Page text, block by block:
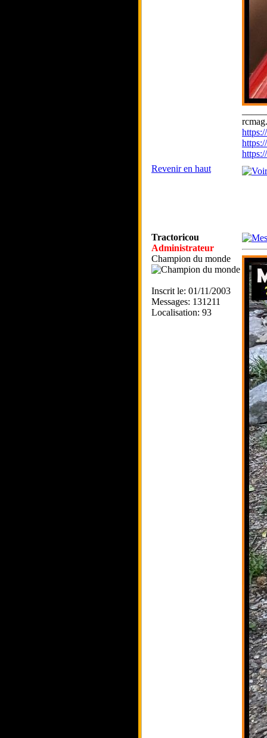
Revenir en haut
Tractoricou
Administrateur
Champion du monde
Inscrit le: 01/11/2003
Messages: 131211
Localisation: 93